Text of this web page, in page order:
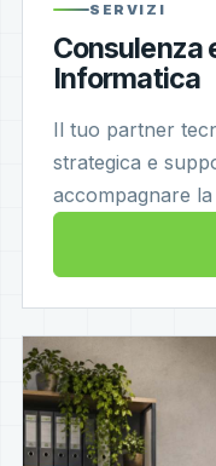
SERVIZI
Consulenza
Informatica
Il tuo partner
strategica e
accompagnare